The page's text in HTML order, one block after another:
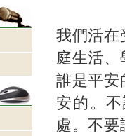
我們活在
庭生活
誰是平安
安的。
處。不